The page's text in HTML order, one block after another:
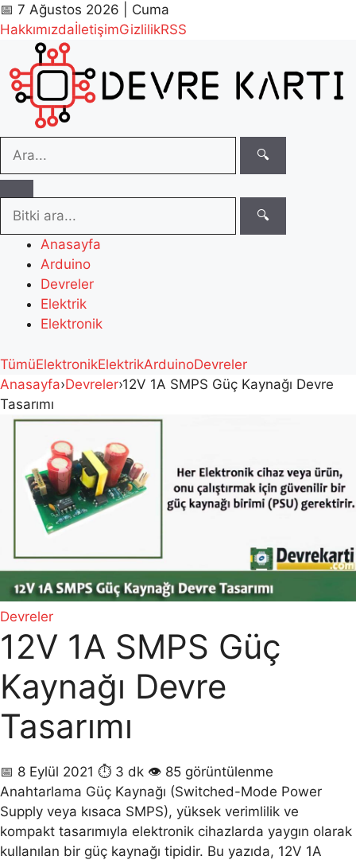
📅 7 Ağustos 2026 | Cuma
HakkımızdaİletişimGizlilikRSS
🔍
🔍
Anasayfa
Arduino
Devreler
Elektrik
Elektronik
TümüElektronikElektrikArduinoDevreler
Anasayfa›Devreler›12V 1A SMPS Güç Kaynağı Devre
Tasarımı
Devreler
12V 1A SMPS Güç
Kaynağı Devre
Tasarımı
📅 8 Eylül 2021 ⏱ 3 dk 👁 85 görüntülenme
Anahtarlama Güç Kaynağı (Switched-Mode Power
Supply veya kısaca SMPS), yüksek verimlilik ve
kompakt tasarımıyla elektronik cihazlarda yaygın olarak
kullanılan bir güç kaynağı tipidir. Bu yazıda, 12V 1A